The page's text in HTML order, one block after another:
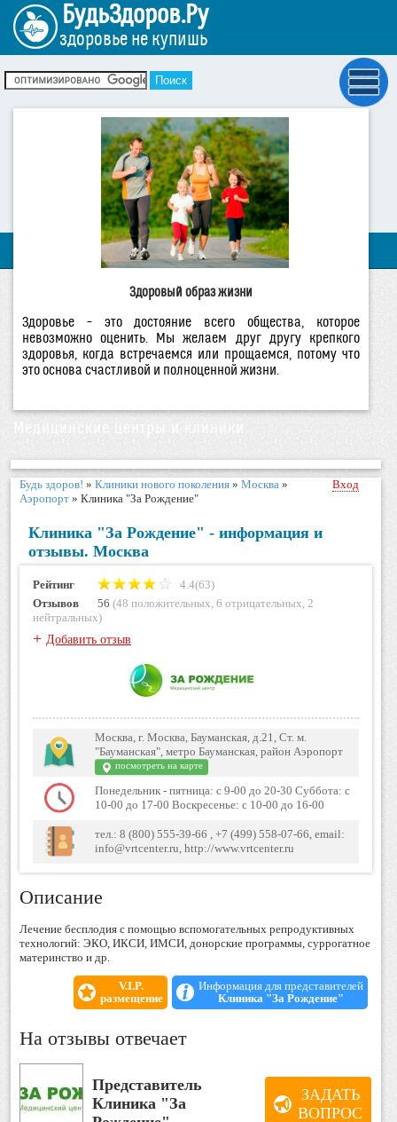
БудьЗдоров.Ру
здоровье не купишь
Здоровый образ жизни
Здоровье – это достояние всего общества, которое
невозможно оценить. Мы желаем друг другу крепкого
здоровья, когда встречаемся или прощаемся, потому что
это основа счастливой и полноценной жизни.
Медицинские центры и клиники
Будь здоров! » Клиники нового поколения » Москва »
Аэропорт » Клиника "За Рождение"
Вход
Клиника "За Рождение" - информация и
отзывы. Москва
Рейтинг
4.4(63)
Отзывов
56 (48 положительных, 6 отрицательных, 2
нейтральных)
+ Добавить отзыв
Москва, г. Москва, Бауманская, д.21, Ст. м.
"Бауманская", метро Бауманская, район Аэропорт
посмотреть на карте
Понедельник - пятница: с 9-00 до 20-30 Суббота: с
10-00 до 17-00 Воскресенье: с 10-00 до 16-00
тел.: 8 (800) 555-39-66 , +7 (499) 558-07-66, email:
info@vrtcenter.ru, http://www.vrtcenter.ru
Описание
Лечение бесплодия с помощью вспомогательных репродуктивных
технологий: ЭКО, ИКСИ, ИМСИ, донорские программы, суррогатное
материнство и др.
V.I.P.
размещение
Информация для представителей
Клиника "За Рождение"
На отзывы отвечает
Представитель
Клиника "За
ЗАДАТЬ
ВОПРОС